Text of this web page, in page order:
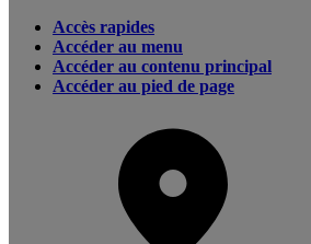
Accès rapides
Accéder au menu
Accéder au contenu principal
Accéder au pied de page